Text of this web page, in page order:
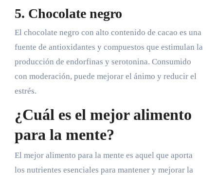
5. Chocolate negro
El chocolate negro con alto contenido de cacao es una
fuente de antioxidantes y compuestos que estimulan la
producción de endorfinas y serotonina. Consumido
con moderación, puede mejorar el ánimo y reducir el
estrés.
¿Cuál es el mejor alimento
para la mente?
El mejor alimento para la mente es aquel que aporta
los nutrientes esenciales para mantener y mejorar la